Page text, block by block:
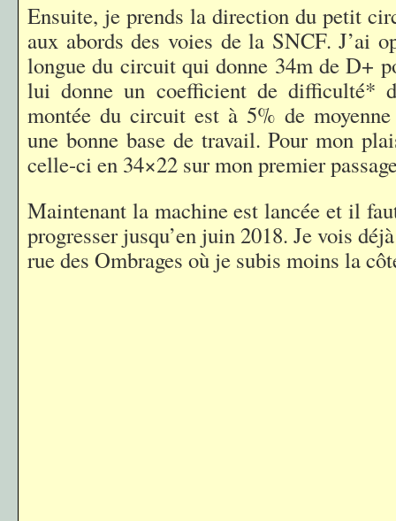
Ensuite, je prends la direction du petit
aux abords des voies de la SNCF. J’ai
longue du circuit qui donne 34m de D+
lui donne un coefficient de difficulté*
montée du circuit est à 5% de
une bonne base de travail. Pour mon
celle-ci en 34×22 sur mon premier
Maintenant la machine est lancée et il
progresser jusqu’en juin 2018. Je vois
rue des Ombrages où je subis moins la